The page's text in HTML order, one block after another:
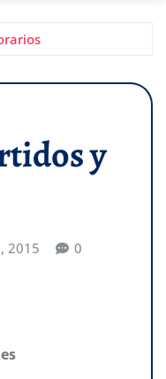
y
2015 0